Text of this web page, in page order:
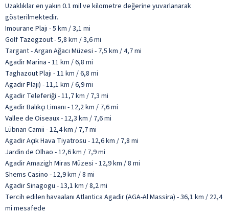
Uzaklıklar en yakın 0.1 mil ve kilometre değerine yuvarlanarak
gösterilmektedir.
Imourane Plajı - 5 km / 3,1 mi
Golf Tazegzout - 5,8 km / 3,6 mi
Targant - Argan Ağacı Müzesi - 7,5 km / 4,7 mi
Agadir Marina - 11 km / 6,8 mi
Taghazout Plajı - 11 km / 6,8 mi
Agadir Plajı) - 11,1 km / 6,9 mi
Agadir Teleferiği - 11,7 km / 7,3 mi
Agadir Balıkçı Limanı - 12,2 km / 7,6 mi
Vallee de Oiseaux - 12,3 km / 7,6 mi
Lübnan Camii - 12,4 km / 7,7 mi
Agadir Açık Hava Tiyatrosu - 12,6 km / 7,8 mi
Jardin de Olhao - 12,6 km / 7,9 mi
Agadir Amazigh Miras Müzesi - 12,9 km / 8 mi
Shems Casino - 12,9 km / 8 mi
Agadir Sinagogu - 13,1 km / 8,2 mi
Tercih edilen havaalanı Atlantica Agadir (AGA-Al Massira) - 36,1 km / 22,4
mi mesafede